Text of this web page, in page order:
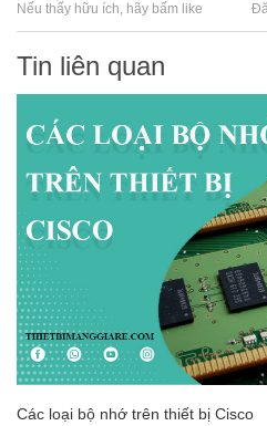
Nếu thấy hữu ích, hãy bấm like
Tin liên quan
Các loại bộ nhớ trên thiết bị Cisco